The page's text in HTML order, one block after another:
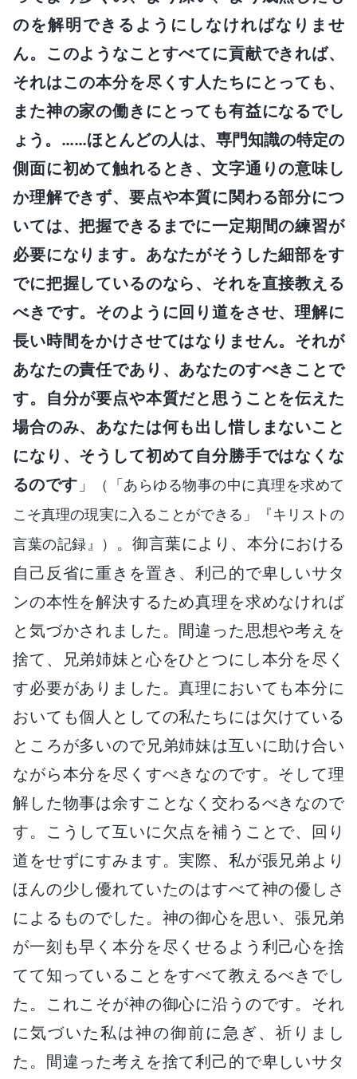
のを解明できるようにしなければなりませ
ん。このようなことすべてに貢献できれば、
それはこの本分を尽くす人たちにとっても、
また神の家の働きにとっても有益になるでし
ょう。……ほとんどの人は、専門知識の特定の
側面に初めて触れるとき、文字通りの意味し
か理解できず、要点や本質に関わる部分につ
いては、把握できるまでに一定期間の練習が
必要になります。あなたがそうした細部をす
でに把握しているのなら、それを直接教える
べきです。そのように回り道をさせ、理解に
長い時間をかけさせてはなりません。それが
あなたの責任であり、あなたのすべきことで
す。自分が要点や本質だと思うことを伝えた
場合のみ、あなたは何も出し惜しまないこと
になり、そうして初めて自分勝手ではなくな
るのです 」
（「あらゆる物事の中に真理を求めて
こそ真理の現実に入ることができる」『キリストの
言葉の記録』）
。御言葉により、本分における
自己反省に重きを置き、利己的で卑しいサタ
ンの本性を解決するため真理を求めなければ
と気づかされました。間違った思想や考えを
捨て、兄弟姉妹と心をひとつにし本分を尽く
す必要がありました。真理においても本分に
おいても個人としての私たちには欠けている
ところが多いので兄弟姉妹は互いに助け合い
ながら本分を尽くすべきなのです。そして理
解した物事は余すことなく交わるべきなので
す。こうして互いに欠点を補うことで、回り
道をせずにすみます。実際、私が張兄弟より
ほんの少し優れていたのはすべて神の優しさ
によるものでした。神の御心を思い、張兄弟
が一刻も早く本分を尽くせるよう利己心を捨
てて知っていることをすべて教えるべきでし
た。これこそが神の御心に沿うのです。それ
に気づいた私は神の御前に急ぎ、祈りまし
た。間違った考えを捨て利己的で卑しいサタ